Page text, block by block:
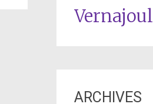
Vernajoul
ARCHIVES